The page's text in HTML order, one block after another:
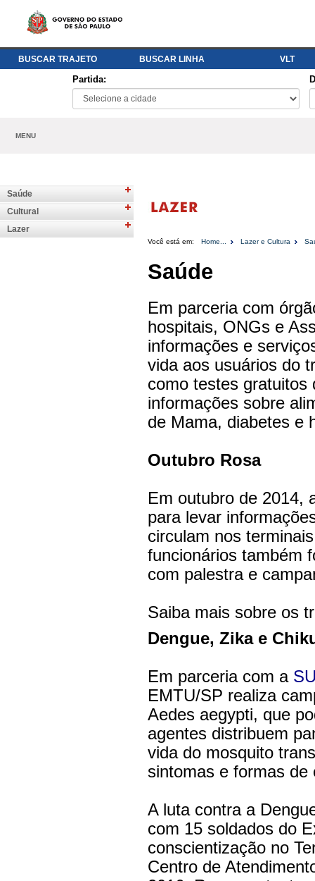
BUSCAR TRAJETO BUSCAR LINHA VLT
Partida:
MENU
Saúde
Cultural
Lazer
Você está em: Home... Lazer e Cultura
Saúde
Em parceria com
hospitais, ONGs e
informações e
vida aos usuários do
como testes gratuitos
informações sobre
de Mama, diabetes e
Outubro Rosa
Em outubro de 2014,
para levar
circulam nos
funcionários também
com palestra e
Saiba mais sobre os
Dengue, Zika e
Em parceria com a
EMTU/SP realiza
Aedes aegypti, que
agentes distribuem
vida do mosquito
sintomas e formas de
A luta contra a
com 15 soldados do
conscientização no
Centro de